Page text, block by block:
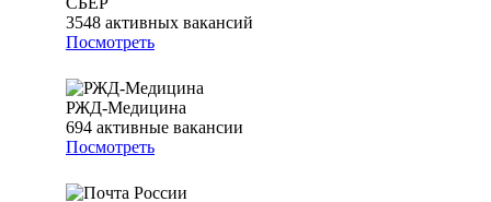
3548 активных вакансий
Посмотреть
РЖД-Медицина
694 активные вакансии
Посмотреть